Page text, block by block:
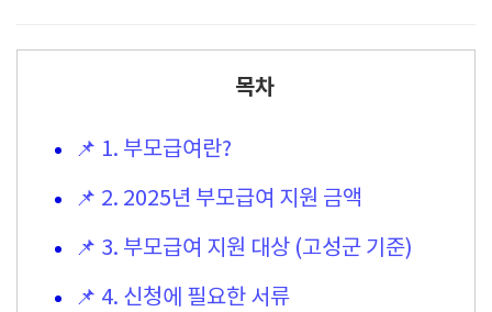
목차
📌 1. 부모급여란?
📌 2. 2025년 부모급여 지원 금액
📌 3. 부모급여 지원 대상 (고성군 기준)
📌 4. 신청에 필요한 서류